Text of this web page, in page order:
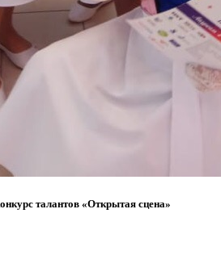
талантов «Открытая сцена»